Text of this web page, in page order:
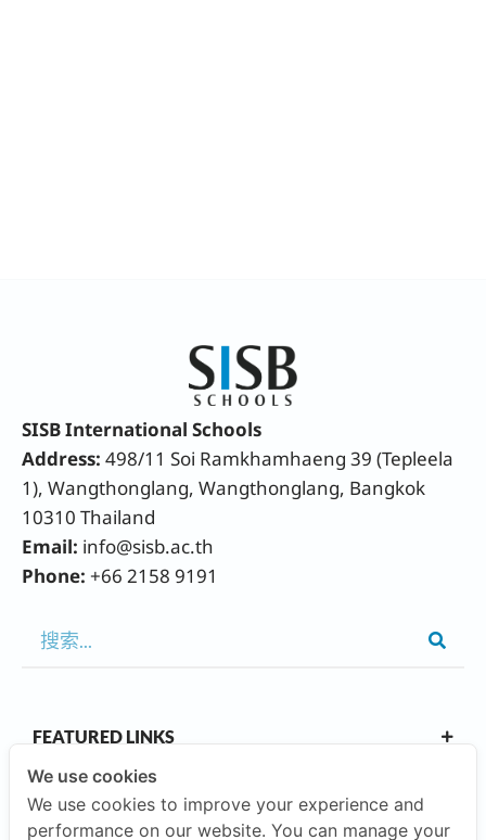
SISB International Schools
Address:498/11 Soi Ramkhamhaeng 39 (Tepleela
1), Wangthonglang, Wangthonglang, Bangkok
10310 Thailand
Email: info@sisb.ac.th
Phone: +66 2158 9191
FEATURED LINKS
OUR CAMPUSES
We use cookies
We use cookies to improve your experience and
performance on our website. You can manage your